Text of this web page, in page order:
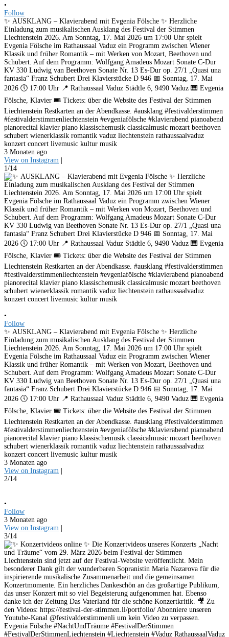
•
Follow
✨ AUSKLANG – Klavierabend mit Evgenia Fölsche ✨ Herzliche
Einladung zum musikalischen Ausklang des Festival der Stimmen
Liechtenstein 2026. Am Sonntag, 17. Mai 2026 um 17:00 Uhr spielt
Evgenia Fölsche im Rathaussaal Vaduz ein Programm zwischen Wiener
Klassik und früher Romantik – mit Werken von Mozart, Beethoven und
Schubert. Auf dem Programm: Wolfgang Amadeus Mozart Sonate C-Dur
KV 330 Ludwig van Beethoven Sonate Nr. 13 Es-Dur op. 27/1 „Quasi una
fantasia“ Franz Schubert Drei Klavierstücke D 946 📅 Sonntag, 17. Mai
2026 🕔 17:00 Uhr 📍 Rathaussaal Vaduz Städtle 6, 9490 Vaduz 🎹 Evgenia
Fölsche, Klavier 🎟️ Tickets: über die Website des Festival der Stimmen
Liechtenstein Restkarten an der Abendkasse. #ausklang #festivalderstimmen
#festivalderstimmenliechtenstein #evgeniafölsche #klavierabend pianoabend
pianorecital klavier piano klassischemusik classicalmusic mozart beethoven
schubert wienerklassik romantik vaduz liechtenstein rathaussaalvaduz
konzert concert livemusic kultur musik
3 Monaten ago
View on Instagram |
1/14
•
Follow
✨ AUSKLANG – Klavierabend mit Evgenia Fölsche ✨ Herzliche
Einladung zum musikalischen Ausklang des Festival der Stimmen
Liechtenstein 2026. Am Sonntag, 17. Mai 2026 um 17:00 Uhr spielt
Evgenia Fölsche im Rathaussaal Vaduz ein Programm zwischen Wiener
Klassik und früher Romantik – mit Werken von Mozart, Beethoven und
Schubert. Auf dem Programm: Wolfgang Amadeus Mozart Sonate C-Dur
KV 330 Ludwig van Beethoven Sonate Nr. 13 Es-Dur op. 27/1 „Quasi una
fantasia“ Franz Schubert Drei Klavierstücke D 946 📅 Sonntag, 17. Mai
2026 🕔 17:00 Uhr 📍 Rathaussaal Vaduz Städtle 6, 9490 Vaduz 🎹 Evgenia
Fölsche, Klavier 🎟️ Tickets: über die Website des Festival der Stimmen
Liechtenstein Restkarten an der Abendkasse. #ausklang #festivalderstimmen
#festivalderstimmenliechtenstein #evgeniafölsche #klavierabend pianoabend
pianorecital klavier piano klassischemusik classicalmusic mozart beethoven
schubert wienerklassik romantik vaduz liechtenstein rathaussaalvaduz
konzert concert livemusic kultur musik
3 Monaten ago
View on Instagram |
2/14
•
Follow
3 Monaten ago
View on Instagram |
3/14